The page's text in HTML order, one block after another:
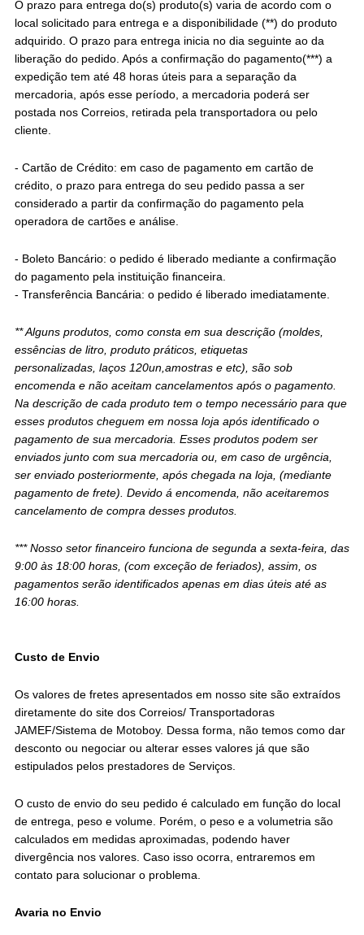
O prazo para entrega do(s) produto(s) varia de acordo com o
local solicitado para entrega e a disponibilidade (**) do produto
adquirido. O prazo para entrega inicia no dia seguinte ao da
liberação do pedido. Após a confirmação do pagamento(***) a
expedição tem até 48 horas úteis para a separação da
mercadoria, após esse período, a mercadoria poderá ser
postada nos Correios, retirada pela transportadora ou pelo
cliente.
- Cartão de Crédito: em caso de pagamento em cartão de
crédito, o prazo para entrega do seu pedido passa a ser
considerado a partir da confirmação do pagamento pela
operadora de cartões e análise.
- Boleto Bancário: o pedido é liberado mediante a confirmação
do pagamento pela instituição financeira.
- Transferência Bancária: o pedido é liberado imediatamente.
** Alguns produtos, como consta em sua descrição (moldes,
essências de litro, produto práticos, etiquetas
personalizadas, laços 120un,amostras e etc), são sob
encomenda e não aceitam cancelamentos após o pagamento.
Na descrição de cada produto tem o tempo necessário para que
esses produtos cheguem em nossa loja após identificado o
pagamento de sua mercadoria. Esses produtos podem ser
enviados junto com sua mercadoria ou, em caso de urgência,
ser enviado posteriormente, após chegada na loja, (mediante
pagamento de frete). Devido á encomenda, não aceitaremos
cancelamento de compra desses produtos.
*** Nosso setor financeiro funciona de segunda a sexta-feira, das
9:00 às 18:00 horas, (com exceção de feriados), assim, os
pagamentos serão identificados apenas em dias úteis até as
16:00 horas.
Custo de Envio
Os valores de fretes apresentados em nosso site são extraídos
diretamente do site dos Correios/ Transportadoras
JAMEF/Sistema de Motoboy. Dessa forma, não temos como dar
desconto ou negociar ou alterar esses valores já que são
estipulados pelos prestadores de Serviços.
O custo de envio do seu pedido é calculado em função do local
de entrega, peso e volume. Porém, o peso e a volumetria são
calculados em medidas aproximadas, podendo haver
divergência nos valores. Caso isso ocorra, entraremos em
contato para solucionar o problema.
Avaria no Envio